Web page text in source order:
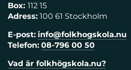
Box: 112 15
Adress: 100 61 Stockholm
E-post: info@folkhogskola.nu
Telefon: 08-796 00 50
Vad är folkhögskola.nu?